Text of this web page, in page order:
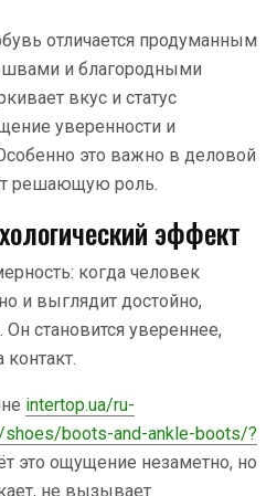
отличается продуманным
и благородными
вкус и статус
уверенности и
это важно в деловой
решающую роль.
эффект
когда человек
и выглядит достойно,
становится увереннее,
контакт.
intertop.ua/ru-
boots-and-ankle-boots/?
это ощущение незаметно, но
не вызывает